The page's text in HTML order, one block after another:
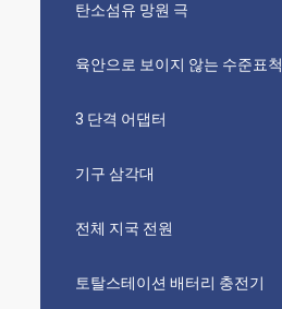
탄소섬유 망원 극
육안으로 보이지 않는 수준표척
3 단격 어댑터
기구 삼각대
전체 지국 전원
토탈스테이션 배터리 충전기